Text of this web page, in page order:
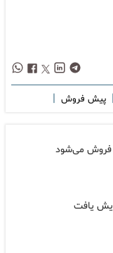
| پیش فروش |
فروش می‌شود
یافت